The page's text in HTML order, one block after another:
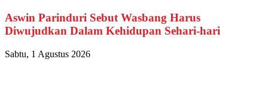
Aswin Parinduri Sebut Wasbang Harus
Diwujudkan Dalam Kehidupan Sehari-hari
Sabtu, 1 Agustus 2026